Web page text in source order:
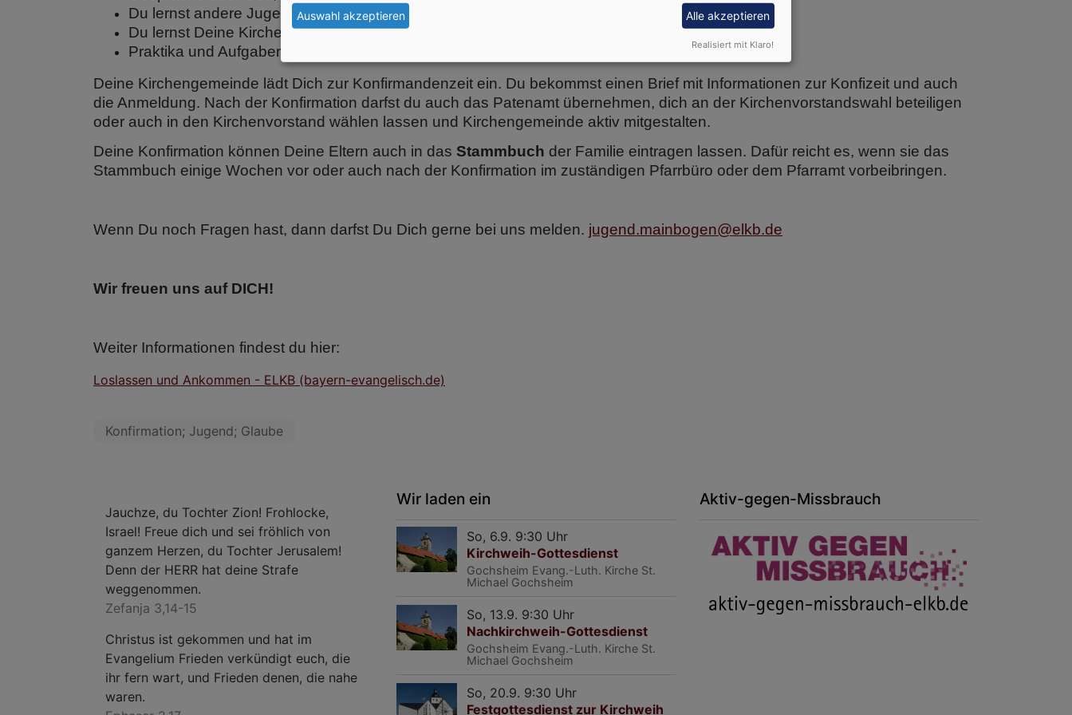
Du lernst andere Jugendliche kennen, die ihre Konfirmation schon gefeiert haben.
Du lernst Deine Kirchengemeinde und Menschen, die sich darin engagieren kennen.
Praktika und Aufgaben, die Du in der Gemeinde übernimmst.
Deine Kirchengemeinde lädt Dich zur Konfirmandenzeit ein. Du bekommst einen Brief mit Informationen zur Konfizeit und auch
die Anmeldung. Nach der Konfirmation darfst du auch das Patenamt übernehmen, dich an der Kirchenvorstandswahl beteiligen
oder auch in den Kirchenvorstand wählen lassen und Kirchengemeinde aktiv mitgestalten.
Deine Konfirmation können Deine Eltern auch in das Stammbuch der Familie eintragen lassen. Dafür reicht es, wenn sie das
Stammbuch einige Wochen vor oder auch nach der Konfirmation im zuständigen Pfarrbüro oder dem Pfarramt vorbeibringen.
Wenn Du noch Fragen hast, dann darfst Du Dich gerne bei uns melden. jugend.mainbogen@elkb.de
Wir freuen uns auf DICH!
Weiter Informationen findest du hier:
Loslassen und Ankommen - ELKB (bayern-evangelisch.de)
Konfirmation; Jugend; Glaube
Jauchze, du Tochter Zion! Frohlocke,
Israel! Freue dich und sei fröhlich von
ganzem Herzen, du Tochter Jerusalem!
Denn der HERR hat deine Strafe
weggenommen.
Zefanja 3,14-15
Christus ist gekommen und hat im
Evangelium Frieden verkündigt euch, die
ihr fern wart, und Frieden denen, die nahe
waren.
Wir laden ein
So, 6.9. 9:30 Uhr
Kirchweih-Gottesdienst
Gochsheim Evang.-Luth. Kirche St.
Michael Gochsheim
So, 13.9. 9:30 Uhr
Nachkirchweih-Gottesdienst
Gochsheim Evang.-Luth. Kirche St.
Michael Gochsheim
So, 20.9. 9:30 Uhr
Festgottesdienst zur Kirchweih
Aktiv-gegen-Missbrauch
Auswahl akzeptieren Alle akzeptieren
Realisiert mit Klaro!